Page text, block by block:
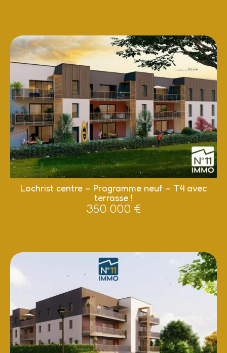
Lochrist centre – Programme neuf – T4 avec
terrasse !
350 000 €